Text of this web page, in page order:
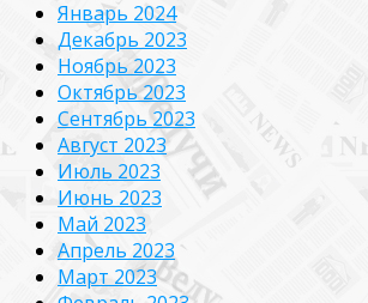
Январь 2024
Декабрь 2023
Ноябрь 2023
Октябрь 2023
Сентябрь 2023
Август 2023
Июль 2023
Июнь 2023
Май 2023
Апрель 2023
Март 2023